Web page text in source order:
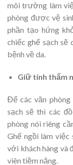
môi trường làm
phòng được vệ
phần tạo hứng
chiếc ghế sạch sẽ
bệnh về da.
Giữ tính thẩm
Để các văn
sạch sẽ thì các
phòng nói riêng
Ghế ngồi làm
với khách hàng và
viên tiềm năng.